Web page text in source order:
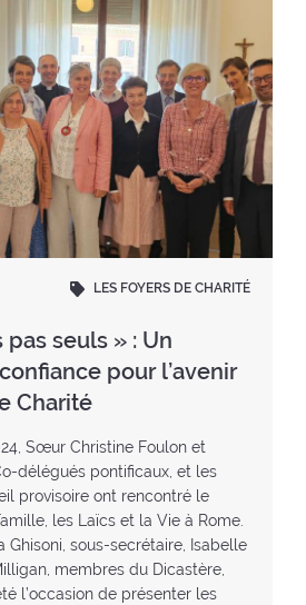
LES FOYERS DE CHARITÉ
pas seuls » : Un
pour l’avenir
Charité
Sœur Christine Foulon et
délégués pontificaux, et les
provisoire ont rencontré le
les Laïcs et la Vie à Rome.
Ghisoni, sous-secrétaire, Isabelle
membres du Dicastère,
l’occasion de présenter les